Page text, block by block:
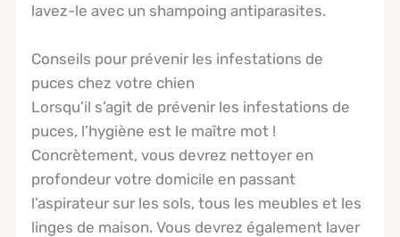
lavez-le avec un shampoing antiparasites.
Conseils pour prévenir les infestations de
puces chez votre chien
Lorsqu’il s’agit de prévenir les infestations de
puces, l’hygiène est le maître mot !
Concrètement, vous devrez nettoyer en
profondeur votre domicile en passant
l’aspirateur sur les sols, tous les meubles et les
linges de maison. Vous devrez également laver